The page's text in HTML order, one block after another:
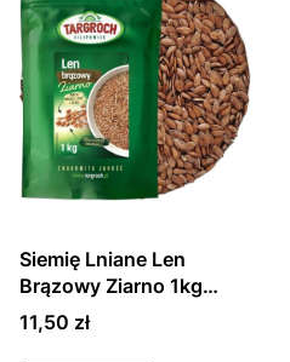
Siemię Lniane Len
Brązowy Ziarno 1kg
TARGROCH
Cena
11,50 zł